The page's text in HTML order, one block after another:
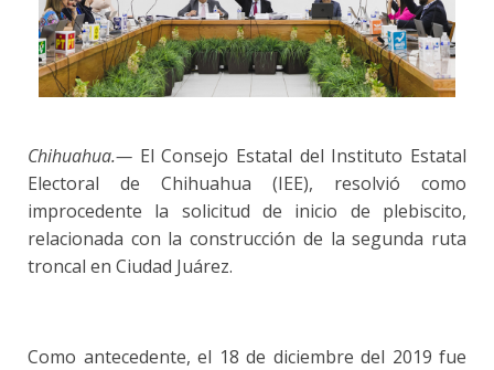
Chihuahua.— El Consejo Estatal del Instituto Estatal
Electoral de Chihuahua (IEE), resolvió como
improcedente la solicitud de inicio de plebiscito,
relacionada con la construcción de la segunda ruta
troncal en Ciudad Juárez.
Como antecedente, el 18 de diciembre del 2019 fue